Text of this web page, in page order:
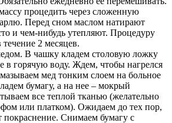
процедить через сложенную
Перед сном маслом натирают
и чем-нибудь утепляют. Процедуру
2 месяцев.
В чашку кладем столовую ложку
в горячую воду. Ждем, чтобы нагрелся
мед тонким слоем на больное
бумагу, а на нее – мокрый
все теплой тканью (желательно
или платком). Ожидаем до тех пор,
покраснение. Снимаем бумагу с